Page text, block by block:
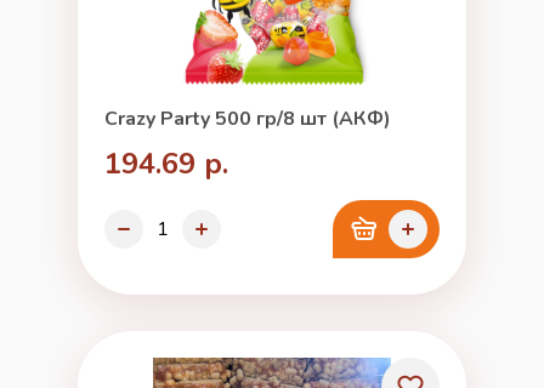
Crazy Party 500 гр/8 шт (АКФ)
194.69 р.